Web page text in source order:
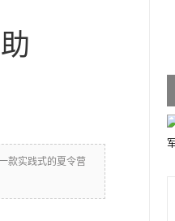
款实践式的夏令营